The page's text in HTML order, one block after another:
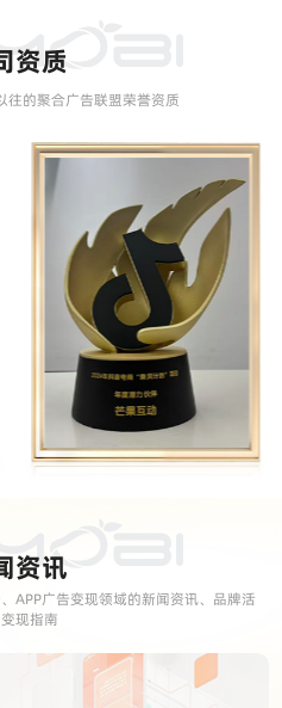
资质
往的聚合广告联盟荣誉资质
资讯
APP广告变现领域的新闻资讯、品牌活
现指南